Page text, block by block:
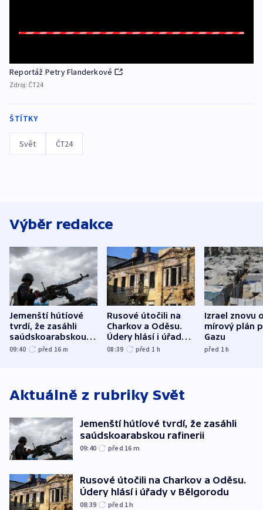
Reportáž Petry Flanderkové
Zdroj: ČT24
ŠTÍTKY
Svět ČT24
Výběr redakce
Jemenští hútíové
tvrdí, že zasáhli
saúdskoarabskou
rafinerii
09:40 před 16 m
Rusové útočili na
Charkov a Oděsu.
Údery hlásí i úřady v
Bělgorodu
08:39 před 1 h
Izrael znovu
mírový plán
Gazu
před 1h
Aktuálně z rubriky Svět
Jemenští hútíové tvrdí, že zasáhli
saúdskoarabskou rafinerii
09:40 před 16 m
Rusové útočili na Charkov a Oděsu.
Údery hlásí i úřady v Bělgorodu
08:39 před 1h